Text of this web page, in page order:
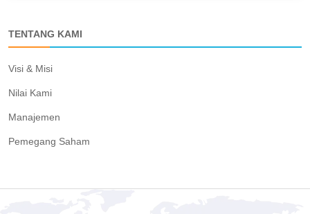
TENTANG KAMI
Visi & Misi
Nilai Kami
Manajemen
Pemegang Saham